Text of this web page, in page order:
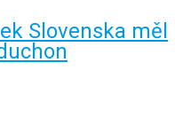
Slovenska měl